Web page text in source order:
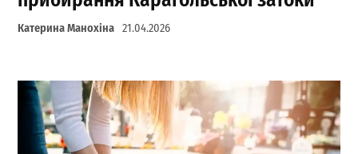
Катерина Манохіна 21.04.2026